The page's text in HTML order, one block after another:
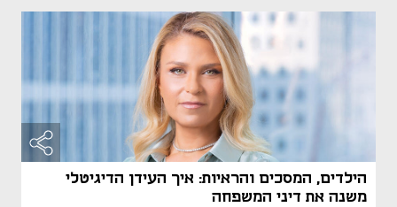
הילדים, המסכים והראיות: איך העידן הדיגיטלי
משנה את דיני המשפחה